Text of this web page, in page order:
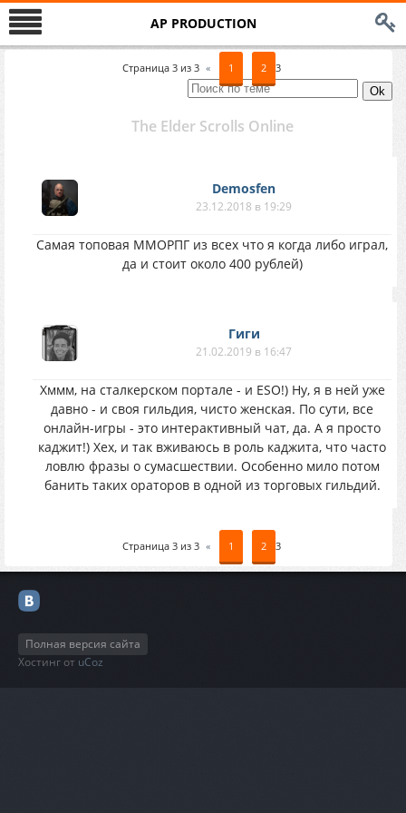
AP PRODUCTION
Страница 3 из 3 « 1 2 3
The Elder Scrolls Online
Demosfen
23.12.2018 в 19:29
Самая топовая ММОРПГ из всех что я когда либо играл,
да и стоит около 400 рублей)
Гиги
21.02.2019 в 16:47
Хммм, на сталкерском портале - и ESO!) Ну, я в ней уже
давно - и своя гильдия, чисто женская. По сути, все
онлайн-игры - это интерактивный чат, да. А я просто
каджит!) Хех, и так вживаюсь в роль каджита, что часто
ловлю фразы о сумасшествии. Особенно мило потом
банить таких ораторов в одной из торговых гильдий.
Страница 3 из 3 « 1 2 3
Полная версия сайта
Хостинг от uCoz